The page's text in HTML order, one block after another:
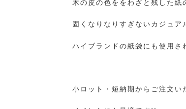
木の皮の色ををわざと残した紙
固くなりなりすぎないカジュ
ハイブランドの紙袋にも使用さ
小ロット・短納期からご注文